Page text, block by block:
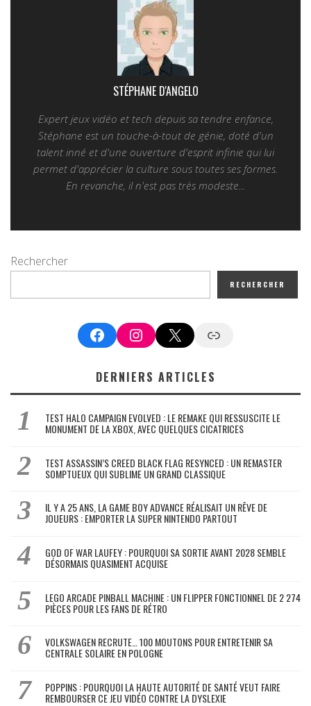
STÉPHANE D'ANGELO
Expert jeux vidéo et tech depuis sa tendre enfance,
Stéphane est un touche-à-tout de génie, doté d'un
talent inné et d'une ouverture d'esprit infinie qui lui
permet d'apprécier la culture sous toutes ses formes.
En revanche, il n'est pas très modeste...
Rechercher
RECHERCHER
FacebookInstagram
X Google News
DERNIERS ARTICLES
TEST HALO CAMPAIGN EVOLVED : LE REMAKE QUI RESSUSCITE LE
MONUMENT DE LA XBOX, AVEC QUELQUES CICATRICES
TEST ASSASSIN’S CREED BLACK FLAG RESYNCED : UN REMASTER
SOMPTUEUX QUI SUBLIME UN GRAND CLASSIQUE
IL Y A 25 ANS, LA GAME BOY ADVANCE RÉALISAIT UN RÊVE DE
JOUEURS : EMPORTER LA SUPER NINTENDO PARTOUT
GOD OF WAR LAUFEY : POURQUOI SA SORTIE AVANT 2028 SEMBLE
DÉSORMAIS QUASIMENT ACQUISE
LEGO ARCADE PINBALL MACHINE : UN FLIPPER FONCTIONNEL DE 2 274
PIÈCES POUR LES FANS DE RÉTRO
VOLKSWAGEN RECRUTE… 100 MOUTONS POUR ENTRETENIR SA
CENTRALE SOLAIRE EN POLOGNE
POPPINS : POURQUOI LA HAUTE AUTORITÉ DE SANTÉ VEUT FAIRE
REMBOURSER CE JEU VIDÉO CONTRE LA DYSLEXIE